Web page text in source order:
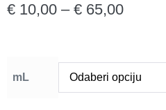
€ 10,00 – € 65,00
mL